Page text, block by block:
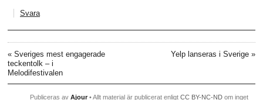
Svara
« Sveriges mest engagerade
teckentolk – i
Melodifestivalen
Yelp lanseras i Sverige »
Publiceras av Ajour • Allt material är publicerat enligt CC BY-NC-ND om inget